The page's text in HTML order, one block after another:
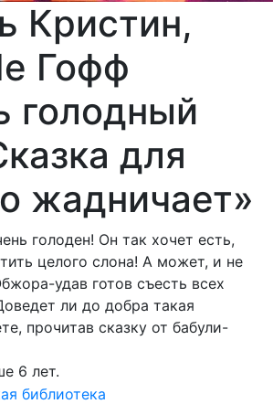
Кристин,
Гофф
голодный
для
жадничает»
голоден! Он так хочет есть,
целого слона! А может, и не
удав готов съесть всех
ли до добра такая
прочитав сказку от бабули-
6 лет.
библиотека